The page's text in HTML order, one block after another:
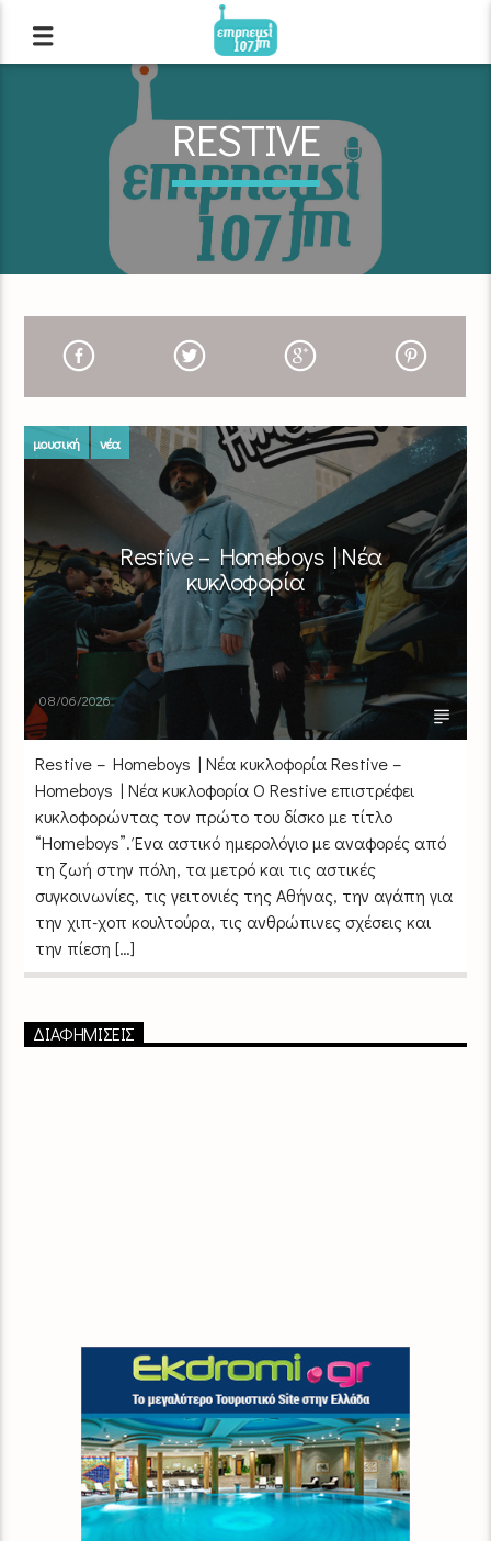
RESTIVE
μουσική νέα
Restive – Homeboys | Νέα
κυκλοφορία
08/06/2026
Restive – Homeboys | Νέα κυκλοφορία Restive –
Homeboys | Νέα κυκλοφορία Ο Restive επιστρέφει
κυκλοφορώντας τον πρώτο του δίσκο με τίτλο
“Homeboys”. Ένα αστικό ημερολόγιο με αναφορές από
τη ζωή στην πόλη, τα μετρό και τις αστικές
συγκοινωνίες, τις γειτονιές της Αθήνας, την αγάπη για
την χιπ-χοπ κουλτούρα, τις ανθρώπινες σχέσεις και
την πίεση […]
ΔΙΑΦΗΜΙΣΕΙΣ